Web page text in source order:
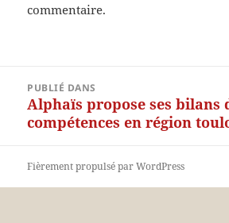
commentaire.
l’article
PUBLIÉ DANS
Alphaïs propose ses bilans
compétences en région
Fièrement propulsé par WordPress